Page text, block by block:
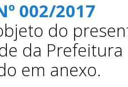
002/2017
do
da
em anexo.